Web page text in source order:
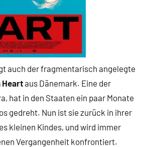
auch der fragmentarisch angelegte
Heartaus Dänemark. Eine der
hat in den Staaten ein paar Monate
gedreht. Nun ist sie zurück in ihrer
kleinen Kindes, und wird immer
Vergangenheit konfrontiert.